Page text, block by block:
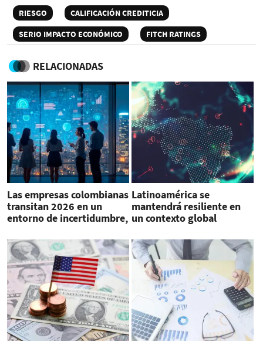
RIESGO
CALIFICACIÓN CREDITICIA
SERIO IMPACTO ECONÓMICO
FITCH RATINGS
RELACIONADAS
Las empresas colombianas
transitan 2026 en un
entorno de incertidumbre,
Latinoamérica se
mantendrá resiliente en
un contexto global
Ratings